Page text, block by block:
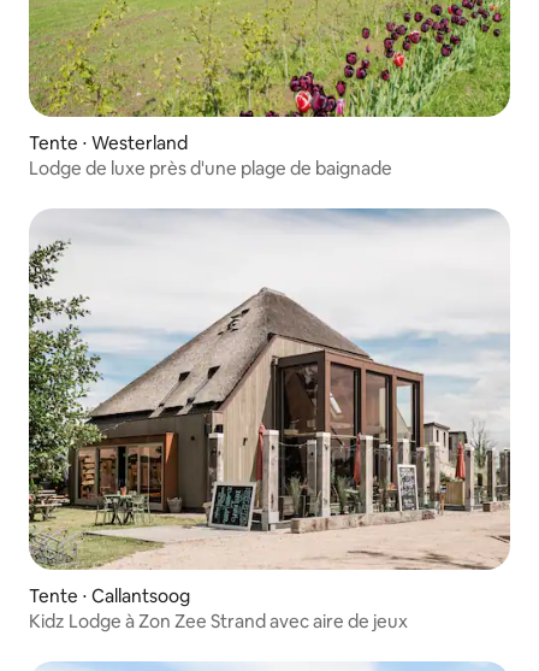
Tente ⋅ Westerland
Lodge de luxe près d'une plage de baignade
Tente ⋅ Callantsoog
Kidz Lodge à Zon Zee Strand avec aire de jeux